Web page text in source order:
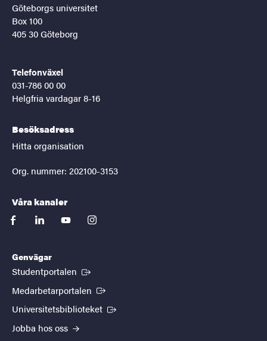
Göteborgs universitet
Box 100
405 30 Göteborg
Telefonväxel
031-786 00 00
Helgfria vardagar 8-16
Besöksadress
Hitta organisation
Org. nummer: 202100-3153
Våra kanaler
facebooklinkedinyoutubeinstagram
Genvägar
Studentportalen (Extern länk)
Medarbetarportalen (Extern länk)
Universitetsbiblioteket (Extern länk)
Jobba hos oss